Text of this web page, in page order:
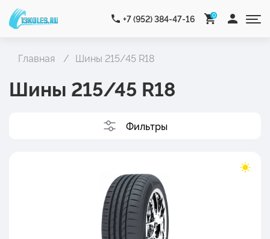
+7 (952) 384-47-16 0
Главная Шины 215/45 R18
Шины 215/45 R18
Фильтры